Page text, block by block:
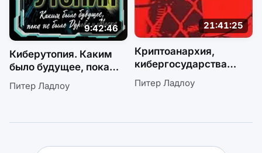
9:42:46
Киберутопия. Каким
было будущее, пока
и Маска
Питер Ладлоу
21:41:25
Криптоанархия,
кибергосударства
и пиратские утопии
Питер Ладлоу